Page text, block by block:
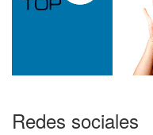
Redes sociales